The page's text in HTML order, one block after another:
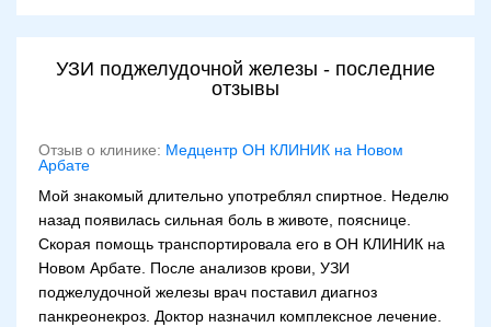
УЗИ поджелудочной железы - последние
отзывы
Отзыв о клинике: Медцентр ОН КЛИНИК на Новом
Арбате
Мой знакомый длительно употреблял спиртное. Неделю
назад появилась сильная боль в животе, пояснице.
Скорая помощь транспортировала его в ОН КЛИНИК на
Новом Арбате. После анализов крови, УЗИ
поджелудочной железы врач поставил диагноз
панкреонекроз. Доктор назначил комплексное лечение.